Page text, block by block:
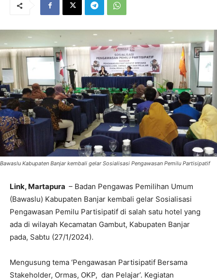
Bawaslu Kabupaten Banjar kembali gelar Sosialisasi Pengawasan Pemilu Partisipatif
Link, Martapura – Badan Pengawas Pemilihan Umum
(Bawaslu) Kabupaten Banjar kembali gelar Sosialisasi
Pengawasan Pemilu Partisipatif di salah satu hotel yang
ada di wilayah Kecamatan Gambut, Kabupaten Banjar
pada, Sabtu (27/1/2024).
Mengusung tema ‘Pengawasan Partisipatif Bersama
Stakeholder, Ormas, OKP, dan Pelajar’. Kegiatan